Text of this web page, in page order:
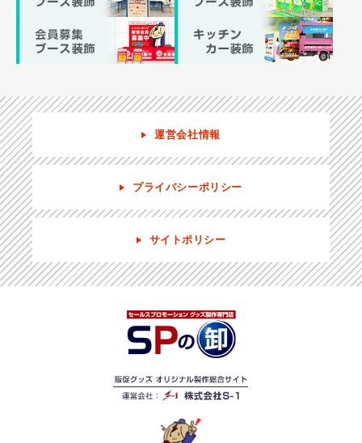
運営会社情報
プライバシーポリシー
サイトポリシー